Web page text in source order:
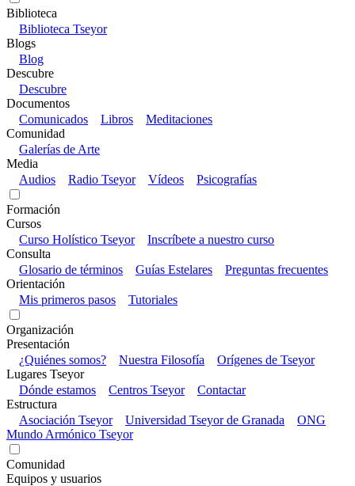
Biblioteca
Biblioteca Tseyor
Blogs
Blog
Descubre
Descubre
Documentos
Comunicados
Libros
Meditaciones
Comunidad
Galerías de Arte
Media
Audios
Radio Tseyor Vídeos Psicografías
Formación
Cursos
Curso Holístico Tseyor
Inscríbete a nuestro curso
Consulta
Glosario de términos
Guías Estelares
Preguntas frecuentes
Orientación
Mis primeros pasos
Tutoriales
Organización
Presentación
¿Quiénes somos?
Nuestra Filosofía
Orígenes de Tseyor
Lugares Tseyor
Dónde estamos
Centros Tseyor
Contactar
Estructura
Asociación Tseyor
Universidad Tseyor de Granada
ONG
Mundo Armónico Tseyor
Comunidad
Equipos y usuarios